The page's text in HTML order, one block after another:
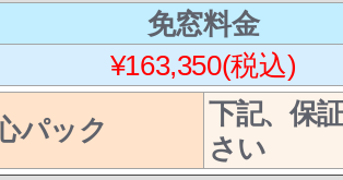
免窓料金
¥163,350(税込)
パック
下記、保
さい